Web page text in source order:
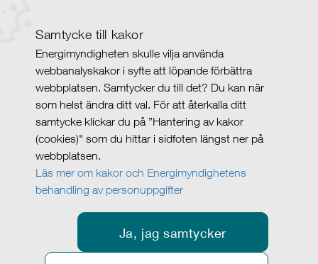
Samtycke till kakor
Energimyndigheten skulle vilja använda
webbanalyskakor i syfte att löpande förbättra
webbplatsen. Samtycker du till det? Du kan när
som helst ändra ditt val. För att återkalla ditt
samtycke klickar du på ”Hantering av kakor
(cookies)" som du hittar i sidfoten längst ner på
webbplatsen.
Läs mer om kakor och Energimyndighetens
behandling av personuppgifter
Ja, jag samtycker